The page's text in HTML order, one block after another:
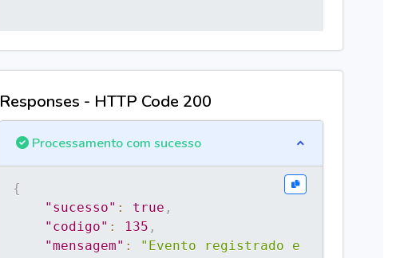
Responses - HTTP Code 200
Processamento com sucesso
{
"sucesso" : true ,
"codigo" : 135 ,
"mensagem" :
"Evento registrado e